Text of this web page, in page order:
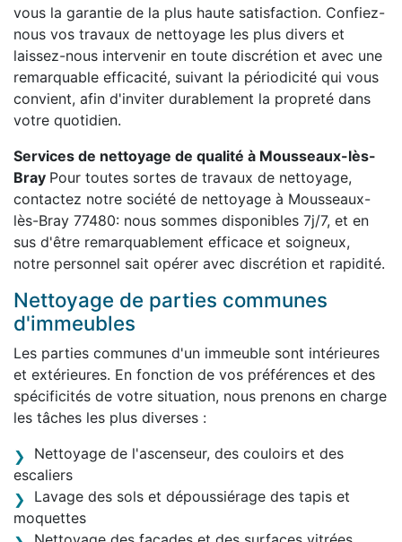
vous la garantie de la plus haute satisfaction. Confiez-
nous vos travaux de nettoyage les plus divers et
laissez-nous intervenir en toute discrétion et avec une
remarquable efficacité, suivant la périodicité qui vous
convient, afin d'inviter durablement la propreté dans
votre quotidien.
Services de nettoyage de qualité à Mousseaux-lès-
Bray Pour toutes sortes de travaux de nettoyage,
contactez notre société de nettoyage à Mousseaux-
lès-Bray 77480: nous sommes disponibles 7j/7, et en
sus d'être remarquablement efficace et soigneux,
notre personnel sait opérer avec discrétion et rapidité.
Nettoyage de parties communes
d'immeubles
Les parties communes d'un immeuble sont intérieures
et extérieures. En fonction de vos préférences et des
spécificités de votre situation, nous prenons en charge
les tâches les plus diverses :
Nettoyage de l'ascenseur, des couloirs et des
escaliers
Lavage des sols et dépoussiérage des tapis et
moquettes